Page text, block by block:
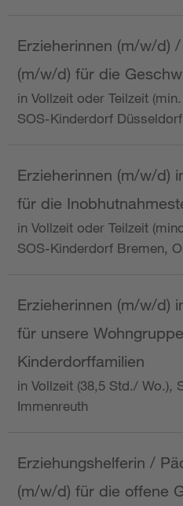
Erzieherinnen (m/w/d)
(m/w/d) für die
in Vollzeit oder Teilzeit
SOS-Kinderdorf
Erzieherinnen (m/w/d)
für die
in Vollzeit oder Teilzeit
SOS-Kinderdorf Bremen,
Erzieherinnen (m/w/d)
für unsere
Kinderdorffamilien
in Vollzeit (38,5 Std./ Wo.),
Immenreuth
Erziehungshelferin /
(m/w/d) für die offene